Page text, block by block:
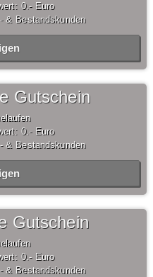
0,- Euro
& Bestandskunden
Gutschein
0,- Euro
& Bestandskunden
Gutschein
0,- Euro
& Bestandskunden